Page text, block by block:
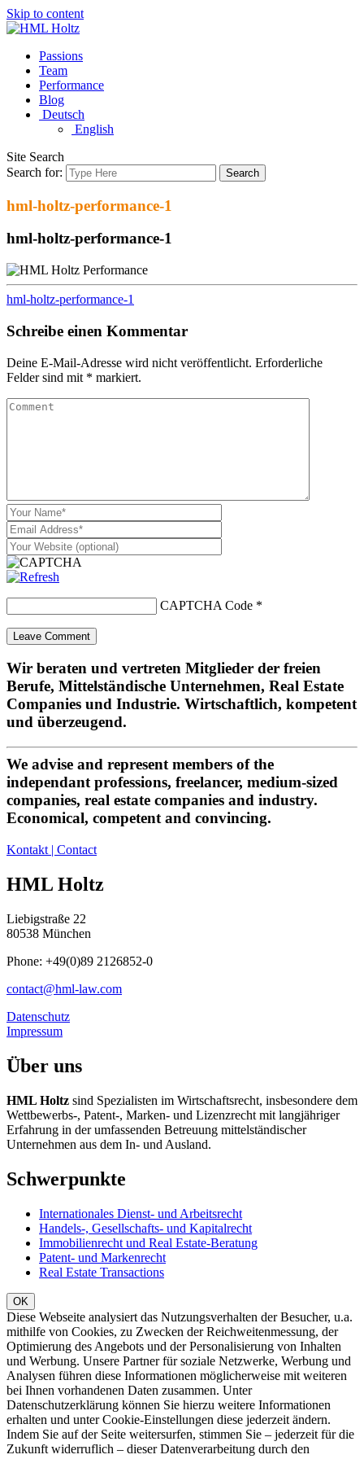
Skip to content
Passions
Team
Performance
Blog
Deutsch
English
Site Search
Search for:
Search
hml-holtz-performance-1
hml-holtz-performance-1
hml-holtz-performance-1
Schreibe einen Kommentar
Deine E-Mail-Adresse wird nicht veröffentlicht. Erforderliche
Felder sind mit * markiert.
CAPTCHA Code *
Wir beraten und vertreten Mitglieder der freien
Berufe, Mittelständische Unternehmen, Real Estate
Companies und Industrie. Wirtschaftlich, kompetent
und überzeugend.
We advise and represent members of the
independant professions, freelancer, medium-sized
companies, real estate companies and industry.
Economical, competent and convincing.
Kontakt | Contact
HML Holtz
Liebigstraße 22
80538 München
Phone: +49(0)89 2126852-0
contact@hml-law.com
Datenschutz
Impressum
Über uns
HML Holtz sind Spezialisten im Wirtschaftsrecht, insbesondere dem
Wettbewerbs-, Patent-, Marken- und Lizenzrecht mit langjähriger
Erfahrung in der umfassenden Betreuung mittelständischer
Unternehmen aus dem In- und Ausland.
Schwerpunkte
Internationales Dienst- und Arbeitsrecht
Handels-, Gesellschafts- und Kapitalrecht
Immobilienrecht und Real Estate-Beratung
Patent- und Markenrecht
Real Estate Transactions
Diese Webseite analysiert das Nutzungsverhalten der Besucher, u.a.
mithilfe von Cookies, zu Zwecken der Reichweitenmessung, der
Optimierung des Angebots und der Personalisierung von Inhalten
und Werbung. Unsere Partner für soziale Netzwerke, Werbung und
Analysen führen diese Informationen möglicherweise mit weiteren
bei Ihnen vorhandenen Daten zusammen. Unter
Datenschutzerklärung können Sie hierzu weitere Informationen
erhalten und unter Cookie-Einstellungen diese jederzeit ändern.
Indem Sie auf der Seite weitersurfen, stimmen Sie – jederzeit für die
Zukunft widerruflich – dieser Datenverarbeitung durch den